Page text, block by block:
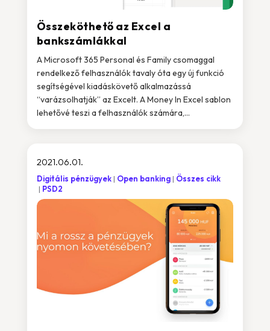
Összeköthető az Excel a
bankszámlákkal
A Microsoft 365 Personal és Family csomaggal
rendelkező felhasználók tavaly óta egy új funkció
segítségével kiadáskövető alkalmazássá
“varázsolhatják” az Excelt. A Money In Excel sablon
lehetővé teszi a felhasználók számára,...
2021.06.01.
Digitális pénzügyek Open banking
Összes cikk
PSD2